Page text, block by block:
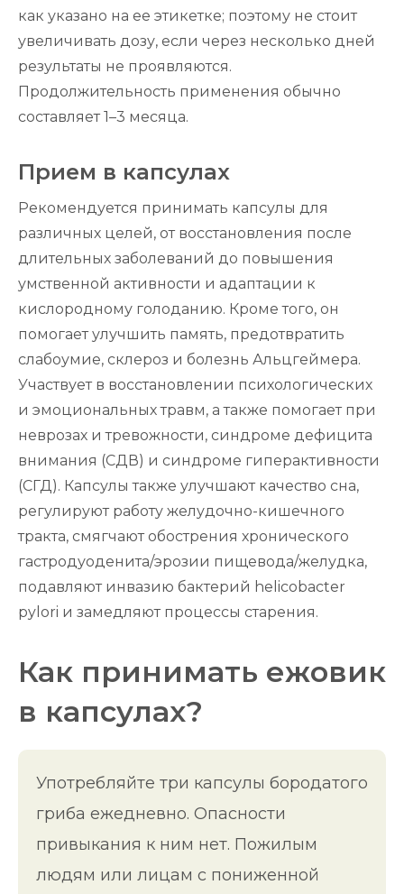
как указано на ее этикетке; поэтому не стоит
увеличивать дозу, если через несколько дней
результаты не проявляются.
Продолжительность применения обычно
составляет 1–3 месяца.
Прием в капсулах
Рекомендуется принимать капсулы для
различных целей, от восстановления после
длительных заболеваний до повышения
умственной активности и адаптации к
кислородному голоданию. Кроме того, он
помогает улучшить память, предотвратить
слабоумие, склероз и болезнь Альцгеймера.
Участвует в восстановлении психологических
и эмоциональных травм, а также помогает при
неврозах и тревожности, синдроме дефицита
внимания (СДВ) и синдроме гиперактивности
(СГД). Капсулы также улучшают качество сна,
регулируют работу желудочно-кишечного
тракта, смягчают обострения хронического
гастродуоденита/эрозии пищевода/желудка,
подавляют инвазию бактерий helicobacter
pylori и замедляют процессы старения.
Как принимать ежовик
в капсулах?
Употребляйте три капсулы бородатого
гриба ежедневно. Опасности
привыкания к ним нет. Пожилым
людям или лицам с пониженной